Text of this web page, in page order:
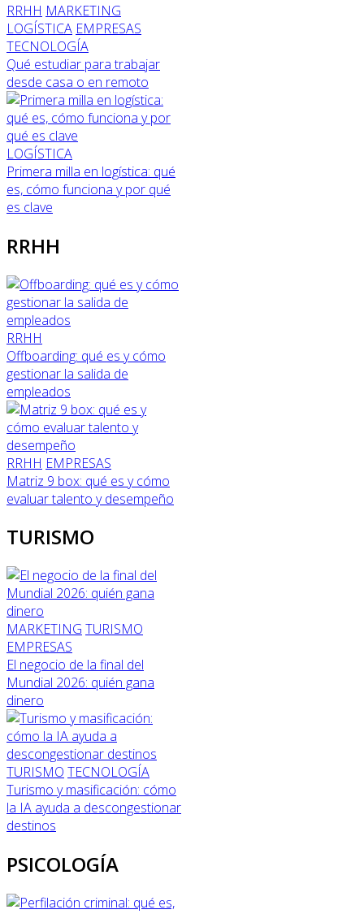
RRHH MARKETING
LOGÍSTICA EMPRESAS
TECNOLOGÍA
Qué estudiar para trabajar
desde casa o en remoto
LOGÍSTICA
Primera milla en logística: qué
es, cómo funciona y por qué
es clave
RRHH
RRHH
Offboarding: qué es y cómo
gestionar la salida de
empleados
RRHH EMPRESAS
Matriz 9 box: qué es y cómo
evaluar talento y desempeño
TURISMO
MARKETING TURISMO
EMPRESAS
El negocio de la final del
Mundial 2026: quién gana
dinero
TURISMO TECNOLOGÍA
Turismo y masificación: cómo
la IA ayuda a descongestionar
destinos
PSICOLOGÍA